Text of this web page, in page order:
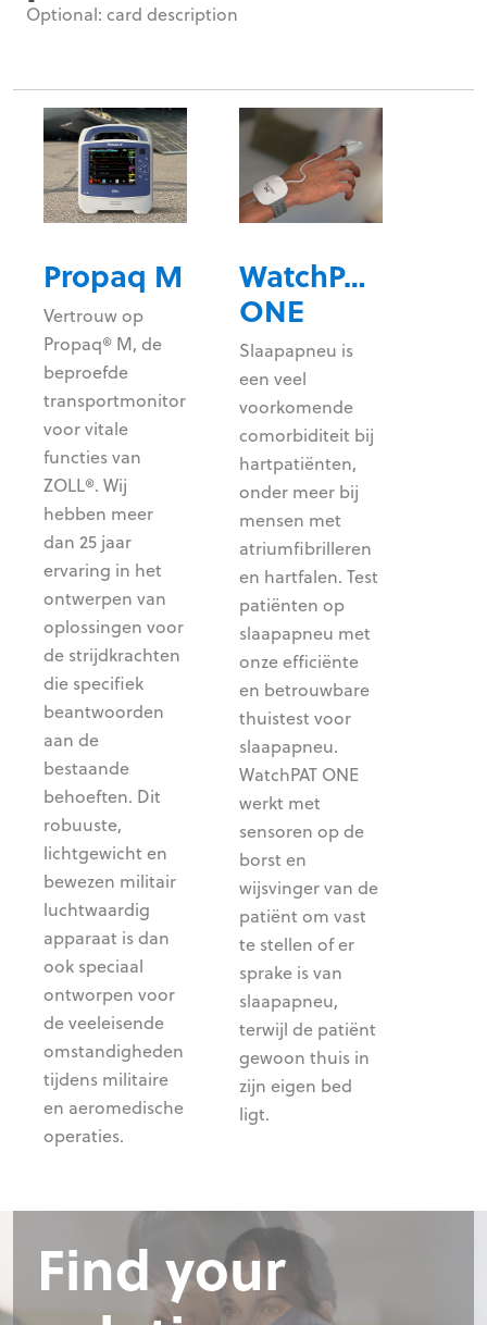
Optional: card description
Propaq M
Vertrouw op
Propaq® M, de
beproefde
transportmonitor
voor vitale
functies van
ZOLL®. Wij
hebben meer
dan 25 jaar
ervaring in het
ontwerpen van
oplossingen voor
de strijdkrachten
die specifiek
beantwoorden
aan de
bestaande
behoeften. Dit
robuuste,
lichtgewicht en
bewezen militair
luchtwaardig
apparaat is dan
ook speciaal
ontworpen voor
de veeleisende
omstandigheden
tijdens militaire
en aeromedische
operaties.
WatchPAT®
ONE
Slaapapneu is
een veel
voorkomende
comorbiditeit bij
hartpatiënten,
onder meer bij
mensen met
atriumfibrilleren
en hartfalen. Test
patiënten op
slaapapneu met
onze efficiënte
en betrouwbare
thuistest voor
slaapapneu.
WatchPAT ONE
werkt met
sensoren op de
borst en
wijsvinger van de
patiënt om vast
te stellen of er
sprake is van
slaapapneu,
terwijl de patiënt
gewoon thuis in
zijn eigen bed
ligt.
Find your
Find your
Required:
Find your